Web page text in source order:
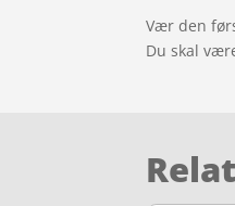
Vær den
Du skal